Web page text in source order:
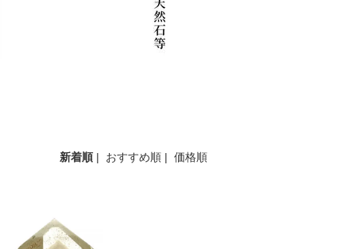
新着順 | おすすめ順 | 価格順